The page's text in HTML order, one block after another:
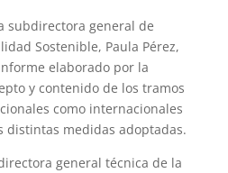
subdirectora general de
Sostenible, Paula Pérez,
elaborado por la
y contenido de los tramos
como internacionales
distintas medidas adoptadas.
general técnica de la